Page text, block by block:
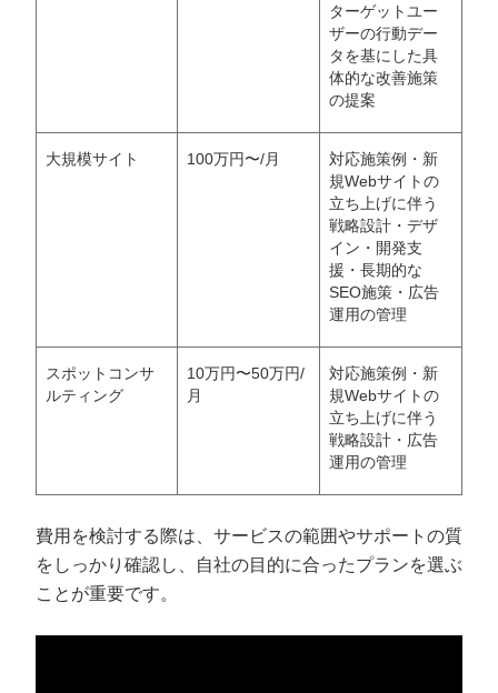
ターゲットユー
ザーの行動デー
タを基にした具
体的な改善施策
の提案
大規模サイト 100万円〜/月
対応施策例・新
規Webサイトの
立ち上げに伴う
戦略設計・デザ
イン・開発支
援・長期的な
SEO施策・広告
運用の管理
スポットコンサ
ルティング
10万円〜50万円/
月
対応施策例・新
規Webサイトの
立ち上げに伴う
戦略設計・広告
運用の管理
費用を検討する際は、サービスの範囲やサポートの質
をしっかり確認し、自社の目的に合ったプランを選ぶ
ことが重要です。